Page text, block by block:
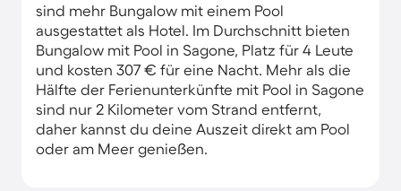
sind mehr Bungalow mit einem Pool
ausgestattet als Hotel. Im Durchschnitt bieten
Bungalow mit Pool in Sagone, Platz für 4 Leute
und kosten 307 € für eine Nacht. Mehr als die
Hälfte der Ferienunterkünfte mit Pool in Sagone
sind nur 2 Kilometer vom Strand entfernt,
daher kannst du deine Auszeit direkt am Pool
oder am Meer genießen.